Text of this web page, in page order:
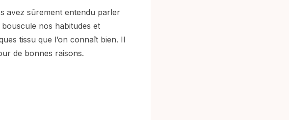
avez sûrement entendu parler
nos habitudes et
tissu que l’on connaît bien. Il
de bonnes raisons.